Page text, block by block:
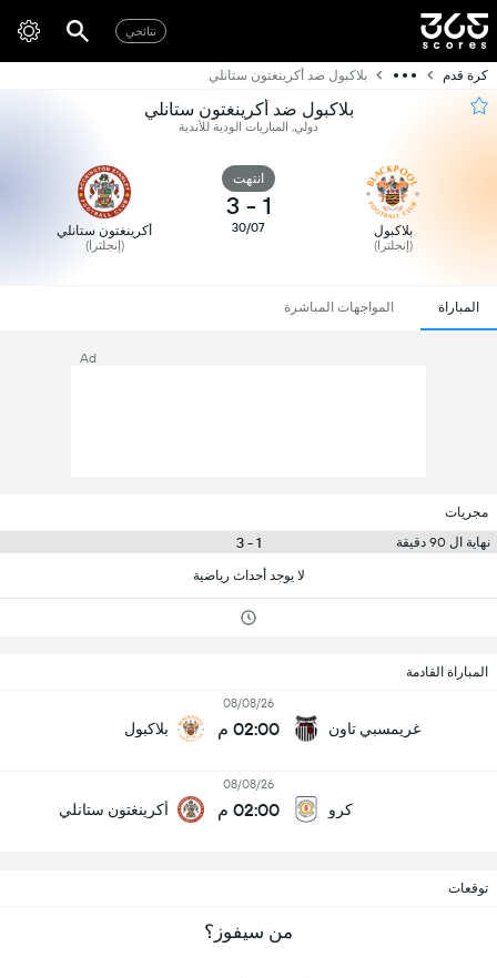
نتائجي
كرة قدم بلاكبول ضد أكرينغتون ستانلي
بلاكبول ضد أكرينغتون ستانلي
دولي, المباريات الودية للأندية
بلاكبول
(إنجلترا)
انتهت
1
-
3
30/07 أكرينغتون ستانلي
(إنجلترا)
المباراة المواجهات المباشرة
Ad
مجريات
نهاية ال 90 دقيقة
1 - 3
لا يوجد أحداث رياضية
المباراة القادمة
غريمسبي تاون
08/08/26
02:00 م بلاكبول
كرو
08/08/26
02:00 م أكرينغتون ستانلي
توقعات
من سيفوز؟